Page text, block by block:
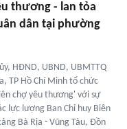
thương - lan tỏa
dân tại phường
HĐND, UBND, UBMTTQ
TP Hồ Chí Minh tổ chức
chợ yêu thương' với sự
lực lượng Ban Chỉ huy Biên
Bà Rịa - Vũng Tàu, Đồn